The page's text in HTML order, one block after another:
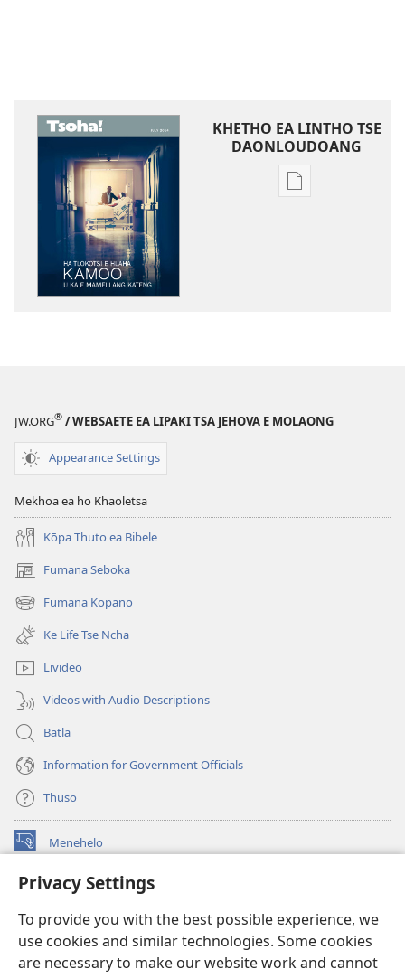
Privacy Settings
To provide you with the best possible experience, we
use cookies and similar technologies. Some cookies
are necessary to make our website work and cannot
KHETHO EA LINTHO TSE
DAONLOUDOANG
Khetho
Hlaha
ka
JW.ORG® / WEBSAETE EA LIPAKI TSA JEHOVA E MOLAONG
Appearance Settings
Mekhoa ea ho Khaoletsa
Kōpa Thuto ea Bibele
Fumana Seboka
(opens
new
window)
Fumana Kopano
(opens
new
window)
Ke Life Tse Ncha
Livideo
Videos with Audio Descriptions
Batla
Information for Government Officials
Thuso
Menehelo
(opens
window)Watchtower ONLINE LIBRARY
new
window)JW Hub ®
(opens
new
Lenaneo la